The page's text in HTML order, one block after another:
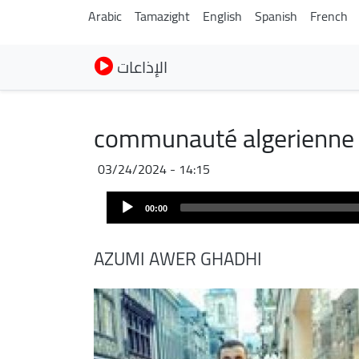
Arabic Tamazight English Spanish French
الإذاعات
communauté algerienne
03/24/2024 - 14:15
Audio
Player 00:00
AZUMI AWER GHADHI